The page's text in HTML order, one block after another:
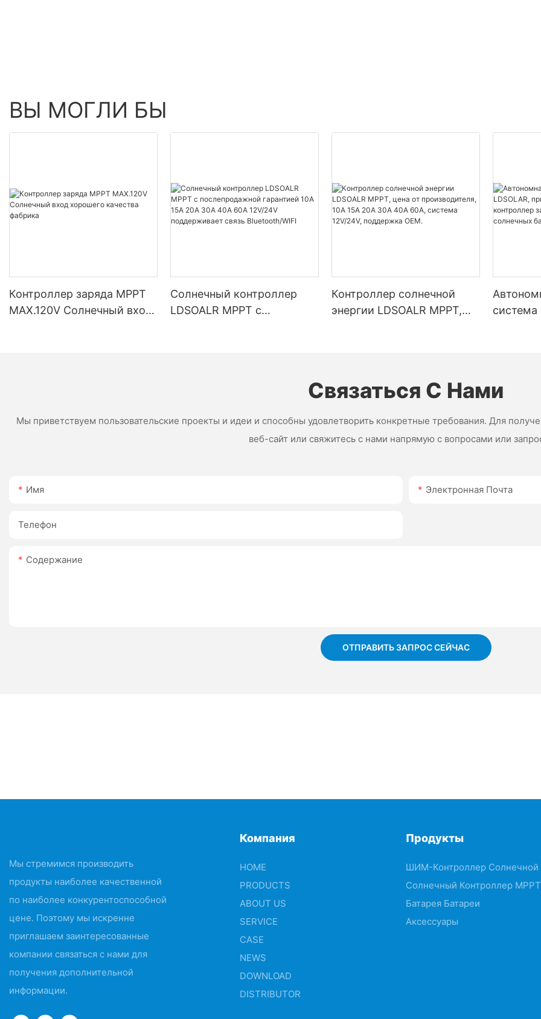
ВЫ МОГЛИ БЫ
Контроллер заряда MPPT
MAX.120V Солнечный вход
Солнечный контроллер
LDSOALR MPPT с
Контроллер солнечной
энергии LDSOALR MPPT,
система
Связаться С Нами
Мы приветствуем пользовательские проекты и идеи и способны удовлетворить конкретные требования. Для
веб-сайт или свяжитесь с нами напрямую с вопросами или
Имя Электронная Почта
Телефон
Содержание
ОТПРАВИТЬ ЗАПРОС СЕЙЧАС
Мы стремимся производить
продукты наиболее качественной
по наиболее конкурентоспособной
цене. Поэтому мы искренне
приглашаем заинтересованные
компании связаться с нами для
получения дополнительной
информации.
Компания
HOME
PRODUCTS
ABOUT US
SERVICE
CASE
NEWS
DOWNLOAD
DISTRIBUTOR
Продукты
ШИМ-Контроллер Солнечной
Солнечный Контроллер MPPT
Батарея Батареи
Аксессуары